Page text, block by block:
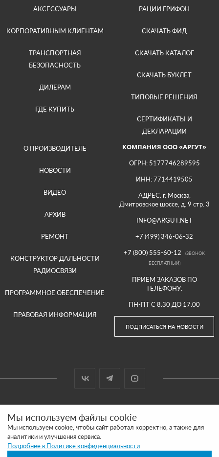
АКСЕССУАРЫ
КОРПОРАТИВНЫМ КЛИЕНТАМ
ТРАНСПОРТНАЯ
БЕЗОПАСНОСТЬ
ДИЛЕРАМ
ГДЕ КУПИТЬ
РАЦИИ ГРИФОН
СКАЧАТЬ ФИД
СКАЧАТЬ КАТАЛОГ
СКАЧАТЬ БУКЛЕТ
ТИПОВЫЕ РЕШЕНИЯ
СЕРТИФИКАТЫ И
ДЕКЛАРАЦИИ
О ПРОИЗВОДИТЕЛЕ
НОВОСТИ
ВИДЕО
АРХИВ
РЕМОНТ
КОНСТРУКТОР ДАЛЬНОСТИ
РАДИОСВЯЗИ
ПРОГРАММНОЕ ОБЕСПЕЧЕНИЕ
ПРАВОВАЯ ИНФОРМАЦИЯ
КОМПАНИЯ ООО «АРГУТ»
ОГРН: 5177746289595
ИНН: 7714419505
АДРЕС: г. Москва,
Дмитровское шоссе, д. 9 стр. 3
INFO@ARGUT.NET
+7 (499) 346-06-32
+7 (800) 555-60-12
(ЗВОНОК
БЕСПЛАТНЫЙ)
ПРИЕМ ЗАКАЗОВ ПО
ТЕЛЕФОНУ:
ПН-ПТ С 8.30 ДО 17.00
ПОДПИСАТЬСЯ НА НОВОСТИ
САЙТ СДЕЛАН И ПРОДВИГАЕТСЯ В SITE UP
ПОЛИТИКА КОНФИДЕНЦИАЛЬНОСТИ
Мы используем файлы cookie
Мы используем cookie, чтобы сайт работал корректно, а также для
аналитики и улучшения сервиса.
Подробнее в Политике конфиденциальности